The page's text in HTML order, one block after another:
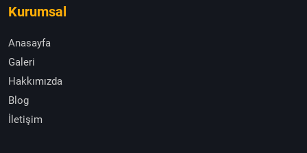
Kurumsal
Anasayfa
Galeri
Hakkımızda
Blog
İletişim